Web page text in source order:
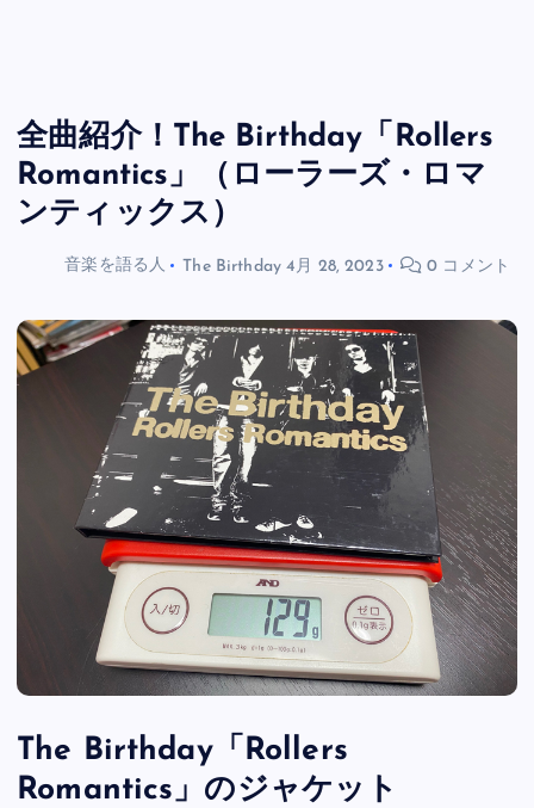
全曲紹介！The Birthday「Rollers
Romantics」（ローラーズ・ロマ
ンティックス）
音楽を語る人 The Birthday 4月 28, 2023 0 コメント
The Birthday「Rollers
Romantics」のジャケット